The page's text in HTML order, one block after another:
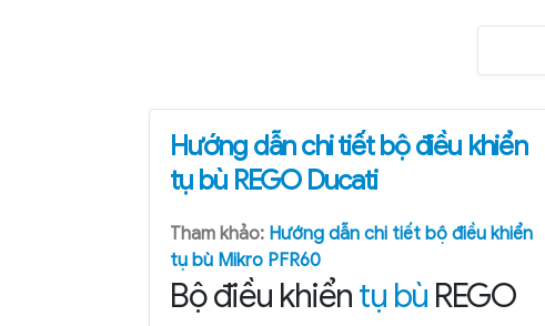
Hướng dẫn chi tiết bộ điều khiển
tụ bù REGO Ducati
Tham khảo: Hướng dẫn chi tiết bộ điều khiển
tụ bù Mikro PFR60
Bộ điều khiểntụ bù REGO